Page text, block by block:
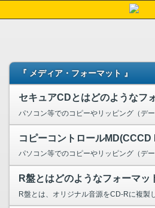
『 メディア・フォーマット 』
セキュアCDとはどのようなフ
R盤とはどのようなフォーマッ